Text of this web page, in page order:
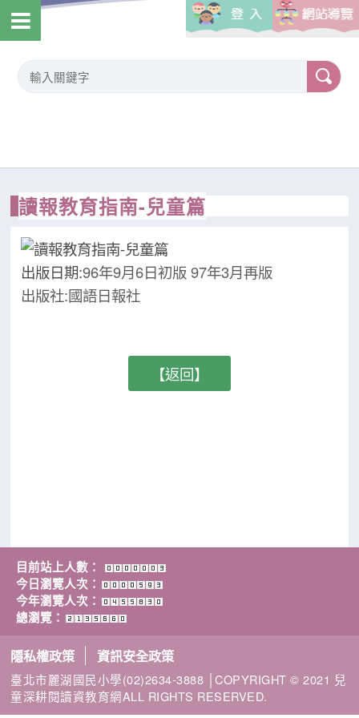
讀報教育指南-兒童篇
出版日期:96年9月6日初版 97年3月再版
出版社:國語日報社
【返回】
目前站上人數：
今日瀏覽人次：
今年瀏覽人次：
總瀏覽：
隱私權政策 資訊安全政策
臺北市麗湖國民小學(02)2634-3888 │COPYRIGHT © 2021 兒
童深耕閱讀資教育網ALL RIGHTS RESERVED.